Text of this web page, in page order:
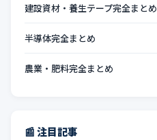
建設資材・養生テープ完全まとめ
半導体完全まとめ
農業・肥料完全まとめ
📰 注目記事